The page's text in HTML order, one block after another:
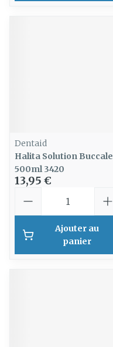
Dentaid
Halita Solution Buccale
500ml 3420
13,95 €
Ajouter au
panier